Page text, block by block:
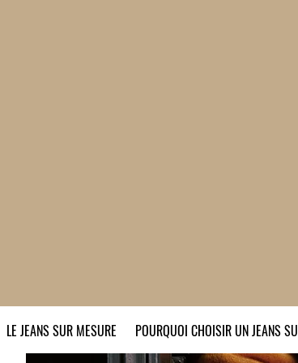
LE JEANS SUR MESURE POURQUOI CHOISIR UN JEANS